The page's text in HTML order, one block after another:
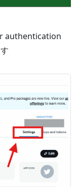
authentication